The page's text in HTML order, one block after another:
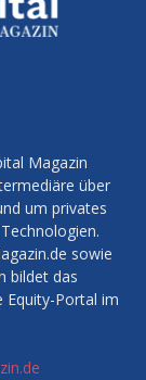
Magazin
über
um privates
sowie
bildet das
Equity-Portal im